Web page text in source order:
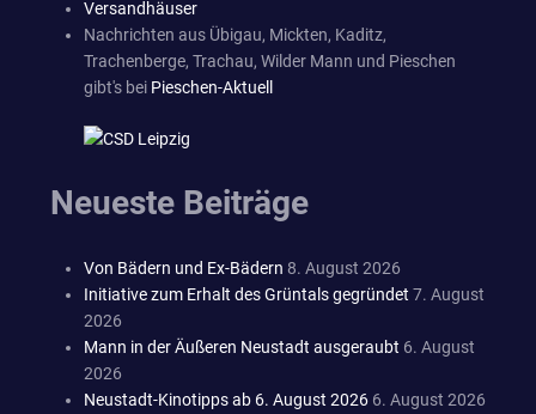
Versandhäuser
Nachrichten aus Übigau, Mickten, Kaditz,
Trachenberge, Trachau, Wilder Mann und Pieschen
gibt's bei Pieschen-Aktuell
Neueste Beiträge
Von Bädern und Ex-Bädern 8. August 2026
Initiative zum Erhalt des Grüntals gegründet 7. August
2026
Mann in der Äußeren Neustadt ausgeraubt 6. August
2026
Neustadt-Kinotipps ab 6. August 2026 6. August 2026